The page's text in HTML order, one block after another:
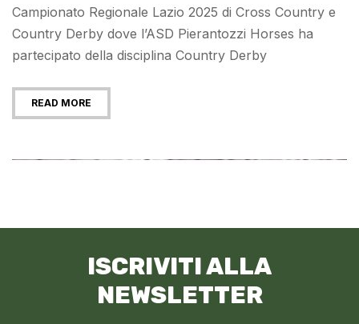
Campionato Regionale Lazio 2025 di Cross Country e
Country Derby dove l’ASD Pierantozzi Horses ha
partecipato della disciplina Country Derby
READ MORE
ISCRIVITI ALLA
NEWSLETTER